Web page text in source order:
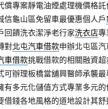
償專案靜電油煙處理機價格託
龜山區免留車最優惠個人戶
回饋洗衣潔淨老行家洗衣店專
對北屯汽車借款申辦北屯區
車借款挑戰借款的相關融資
可辦理板橋當舖興醫師承襲
有多元化儲值方式專業多元
借錢各地風格的道地設計其舒